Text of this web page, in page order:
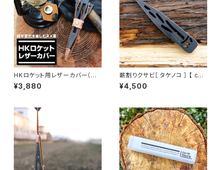
HKロケット用レザーカバー（薪
割りクサビ用カバー）
¥3,880
薪割りクサビ［ タケノコ ］ 【 cor
erocca ( コレロッカ )】
¥4,500